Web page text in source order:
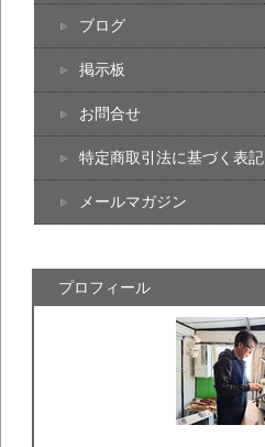
ブログ
掲示板
お問合せ
特定商取引法に基づく表記
メールマガジン
プロフィール